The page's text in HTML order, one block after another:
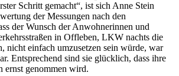
Schritt gemacht“, ist sich Anne Stein
der Messungen nach den
der Wunsch der Anwohnerinnen und
in Offleben, LKW nachts die
nicht einfach umzusetzen sein würde, war
Entsprechend sind sie glücklich, dass ihre
ernst genommen wird.